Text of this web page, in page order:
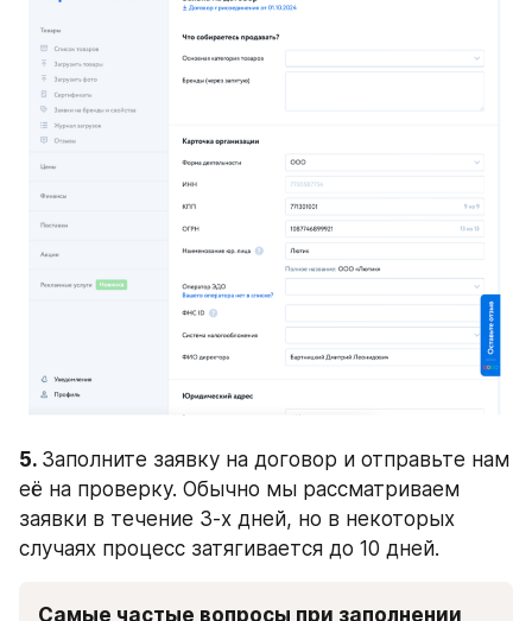
5. Заполните заявку на договор и отправьте нам
её на проверку. Обычно мы рассматриваем
заявки в течение 3-х дней, но в некоторых
случаях процесс затягивается до 10 дней.
Самые частые вопросы при заполнении